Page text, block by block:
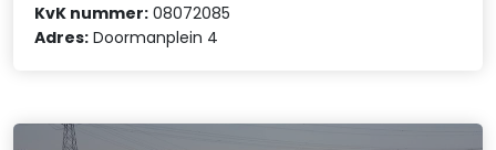
KvK nummer: 08072085
Adres: Doormanplein 4